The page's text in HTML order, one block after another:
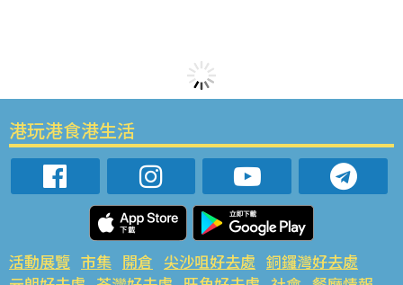
港玩港食港生活
活動展覽 市集 開倉 尖沙咀好去處 銅鑼灣好去處